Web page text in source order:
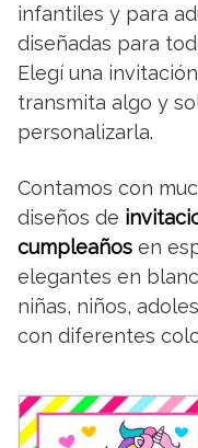
infantiles y para
diseñadas para
Elegí una
transmita algo y
personalizarla.
Contamos con
diseños de
cumpleaños en
elegantes en
niñas, niños,
con diferentes